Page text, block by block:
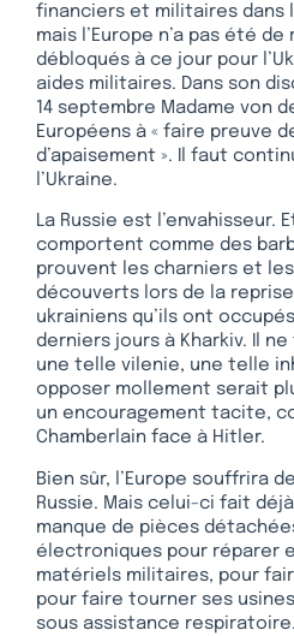
financiers et militaires dans
mais l’Europe n’a pas été
débloqués à ce jour pour
aides militaires. Dans son
14 septembre Madame von
Européens à « faire preuve
d’apaisement ». Il faut
l’Ukraine.
La Russie est l’envahisseur.
comportent comme des
prouvent les charniers et
découverts lors de la
ukrainiens qu’ils ont
derniers jours à Kharkiv. Il
une telle vilenie, une telle
opposer mollement serait
un encouragement tacite,
Chamberlain face à Hitler.
Bien sûr, l’Europe souffrira
Russie. Mais celui-ci fait
manque de pièces
électroniques pour réparer
matériels militaires, pour
pour faire tourner ses
sous assistance